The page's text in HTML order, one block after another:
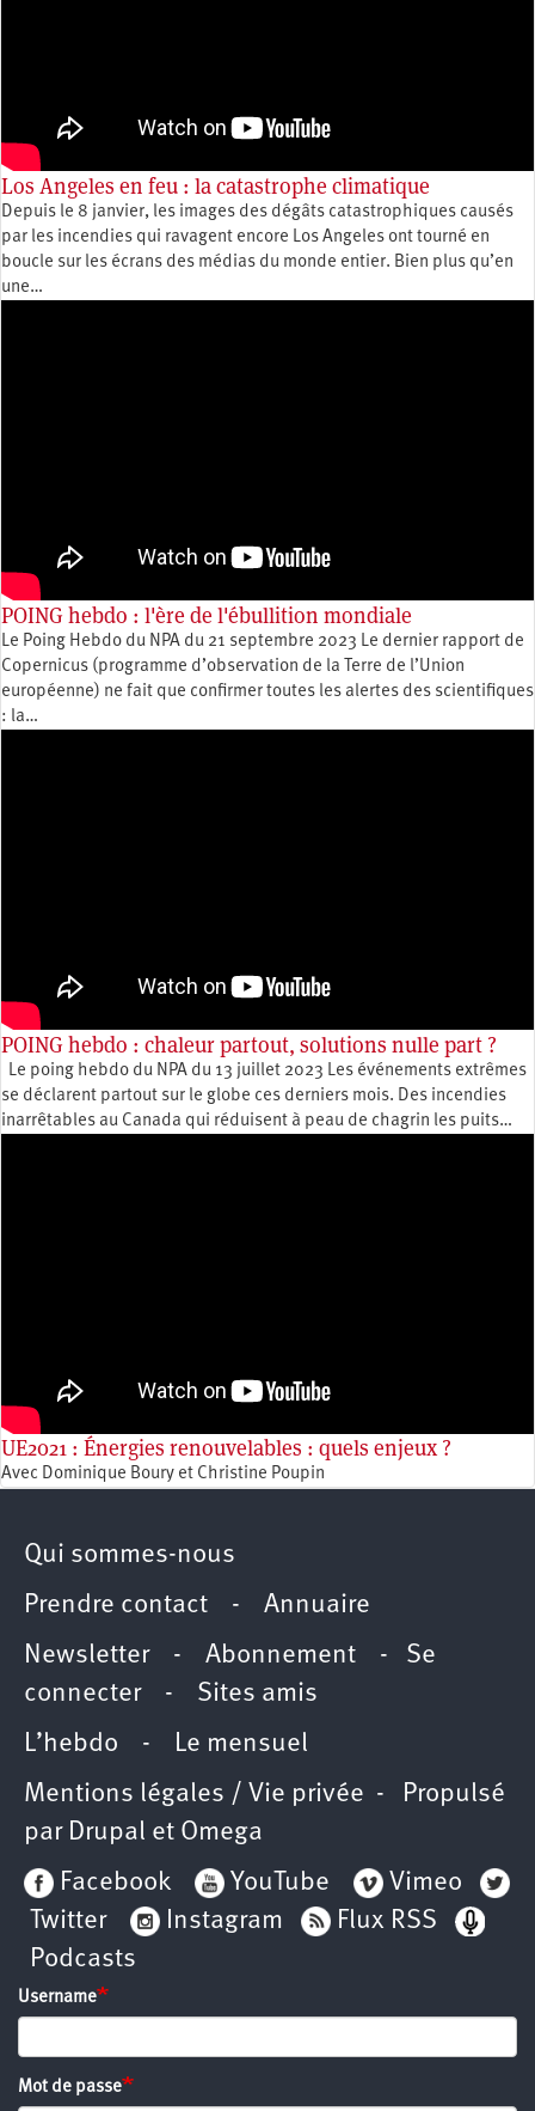
Los Angeles en feu : la catastrophe climatique
Depuis le 8 janvier, les images des dégâts catastrophiques causés
par les incendies qui ravagent encore Los Angeles ont tourné en
boucle sur les écrans des médias du monde entier. Bien plus qu’en
une…
POING hebdo : l'ère de l'ébullition mondiale
Le Poing Hebdo du NPA du 21 septembre 2023 Le dernier rapport de
Copernicus (programme d’observation de la Terre de l’Union
européenne) ne fait que confirmer toutes les alertes des scientifiques
: la…
POING hebdo : chaleur partout, solutions nulle part ?
Le poing hebdo du NPA du 13 juillet 2023 Les événements extrêmes
se déclarent partout sur le globe ces derniers mois. Des incendies
inarrêtables au Canada qui réduisent à peau de chagrin les puits…
UE2021 : Énergies renouvelables : quels enjeux ?
Avec Dominique Boury et Christine Poupin
Qui sommes-nous
Prendre contact - Annuaire
Newsletter - Abonnement - Se
connecter- Sites amis
L’hebdo - Le mensuel
Mentions légales / Vie privée - Propulsé
par Drupal et Omega
Facebook
YouTube
Vimeo
Twitter
Instagram
Flux RSS
Podcasts
Username
Mot de passe